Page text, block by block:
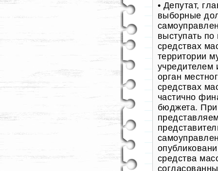
• Депутат,
выборные
выступать
средствах
территории
учредителем
орган
средствах
частично
бюджета.
средства